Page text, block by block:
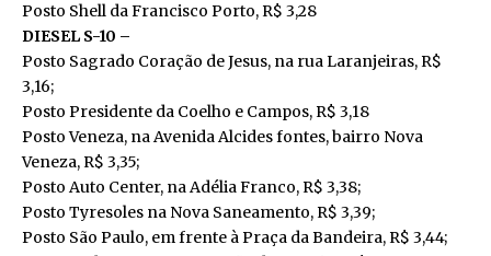
Posto Shell da Francisco Porto, R$ 3,28
DIESEL S-10 –
Posto Sagrado Coração de Jesus, na rua Laranjeiras, R$
3,16;
Posto Presidente da Coelho e Campos, R$ 3,18
Posto Veneza, na Avenida Alcides fontes, bairro Nova
Veneza, R$ 3,35;
Posto Auto Center, na Adélia Franco, R$ 3,38;
Posto Tyresoles na Nova Saneamento, R$ 3,39;
Posto São Paulo, em frente à Praça da Bandeira, R$ 3,44;